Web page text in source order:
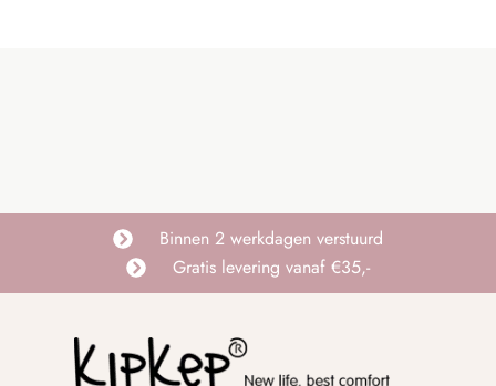
Binnen 2 werkdagen verstuurd
Gratis levering vanaf €35,-